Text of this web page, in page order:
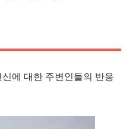
에 대한 주변인들의 반응